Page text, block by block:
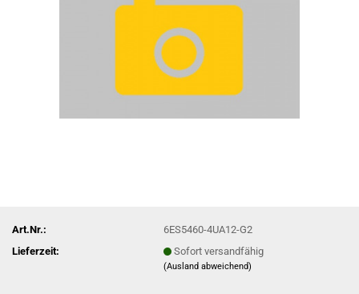
Art.Nr.:
6ES5460-4UA12-G2
Lieferzeit:
Sofort versandfähig
(Ausland abweichend)